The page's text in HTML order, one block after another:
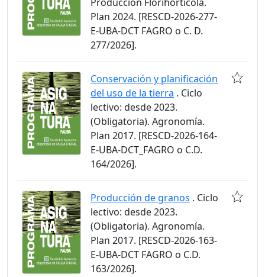
Plan 2024. [RESCD-2026-277-
E-UBA-DCT FAGRO o C. D.
277/2026].
Conservación y planificación
del uso de la tierra . Ciclo
lectivo: desde 2023.
(Obligatoria). Agronomía.
Plan 2017. [RESCD-2026-164-
E-UBA-DCT_FAGRO o C.D.
164/2026].
Producción de granos . Ciclo
lectivo: desde 2023.
(Obligatoria). Agronomía.
Plan 2017. [RESCD-2026-163-
E-UBA-DCT FAGRO o C.D.
163/2026].